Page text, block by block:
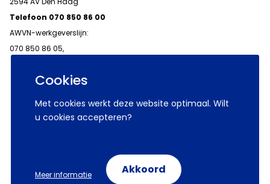
Cookies
Met cookies werkt deze website optimaal. Wilt
u cookies accepteren?
Meer informatie Akkoord
Telefoon 070 850 86 00
AWVN-werkgeverslijn:
070 850 86 05,
© 2026 AWVN
Volg ons op: